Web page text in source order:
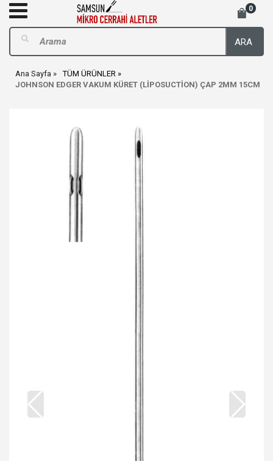
0
ARA
Ana Sayfa
TÜM ÜRÜNLER
JOHNSON EDGER VAKUM KÜRET (LİPOSUCTİON) ÇAP 2MM 15CM